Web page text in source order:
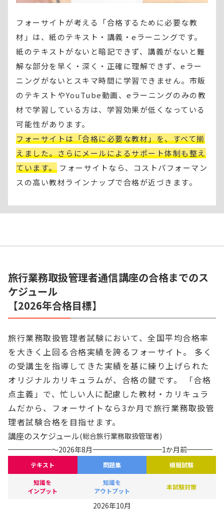
フォーサイトが考える「合格するために必要な教
材」は、紙のテキスト・講義・eラーニングです。
紙のテキストがないと暗記できず、講義がないと難
解な部分を早く・深く・正確に理解できず、eラー
ニングがないとスキマ時間に学習できません。市販
のテキストやYouTube動画、eラーニングのみの教
材で学習している方は、学習効果が低くなっている
可能性があります。
フォーサイトは「合格に必要な教材」を、すべて揃
えました。さらにメールによるサポート体制も整え
ています。フォーサイトなら、コストパフォーマン
スの高い教材ラインナップで合格が近づきます。
旅行業務取扱管理者通信講座の合格までのス
ケジュール
【2026年合格目標】
旅行業務取扱管理者試験において、全国平均合格率
を大きく上回る合格実績を誇るフォーサイト。 多く
の受講生を指導してきた実績を基に練り上げられた
オリジナルカリキュラムが、合格の鍵です。 「合格
点主義」で、忙しい人に配慮した教材・カリキュラ
ムだから、フォーサイトなら3か月で旅行業務取扱管
理者試験合格を目指せます。
講座のスケジュール(総合旅行業務取扱管理者)
～2026年8月
1か月前
テキスト
知識を
インプット
問題集
知識を
アウトプット
模擬試験
本試験対策
2026年10月